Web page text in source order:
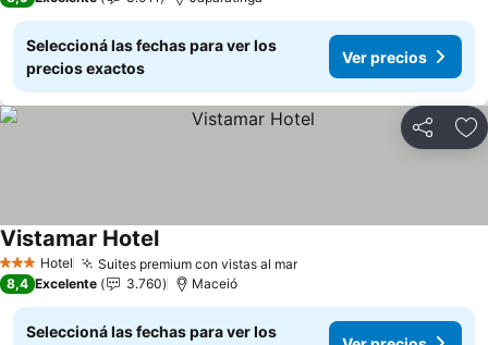
Seleccioná las fechas para ver los
precios exactos
Ver precios
Compartir
3 Estrellas
Hotel Suites premium con vistas al marVer precios
Vistamar HotelVer precios
8,4 Excelente 3.760 Maceió
Seleccioná las fechas para ver los